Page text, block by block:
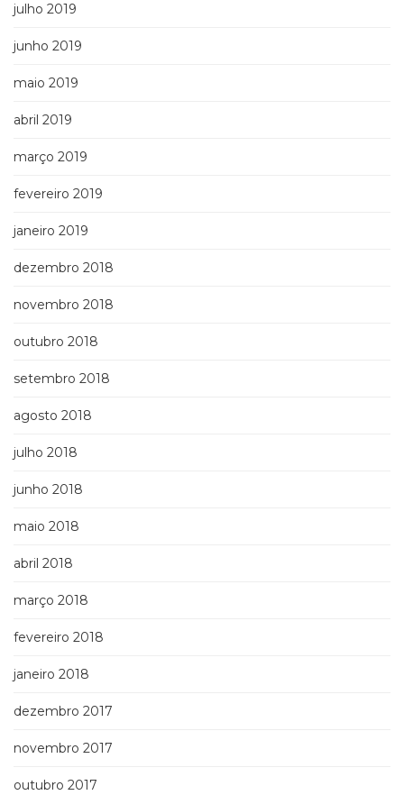
julho 2019
junho 2019
maio 2019
abril 2019
março 2019
fevereiro 2019
janeiro 2019
dezembro 2018
novembro 2018
outubro 2018
setembro 2018
agosto 2018
julho 2018
junho 2018
maio 2018
abril 2018
março 2018
fevereiro 2018
janeiro 2018
dezembro 2017
novembro 2017
outubro 2017